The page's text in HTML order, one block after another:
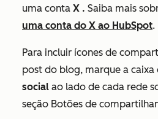
uma conta X . Saiba mais
uma conta do X ao HubSpot.
Para incluir ícones de
post do blog, marque a caixa
social ao lado de cada rede
seção Botões de